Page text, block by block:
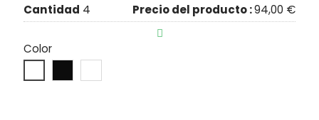
Cantidad 4 Precio del producto :94,00 €

Color